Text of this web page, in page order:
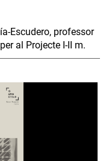
Escudero, professor
al Projecte I-II m.